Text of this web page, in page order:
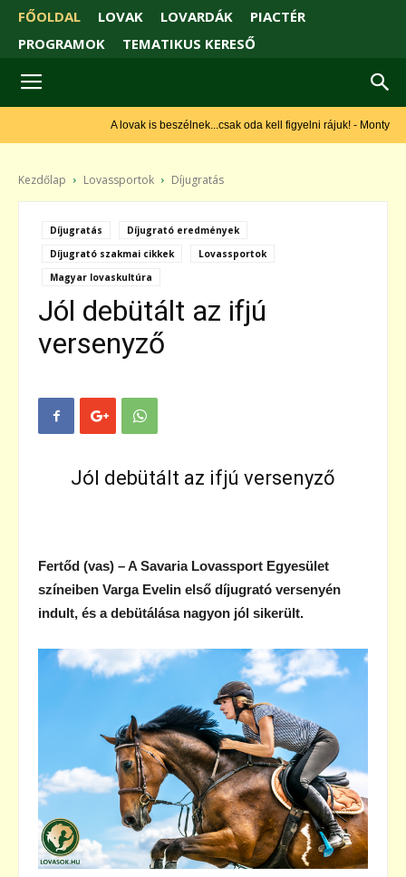
FŐOLDAL LOVAK LOVARDÁK
PIACTÉR
PROGRAMOK
TEMATIKUS KERESŐ
A lovak is beszélnek...csak oda kell figyelni rájuk! - Monty Roberts
Kezdőlap Lovassportok Díjugratás
Díjugratás
Díjugrató eredmények
Díjugrató szakmai cikkek
Lovassportok
Magyar lovaskultúra
Jól debütált az ifjú
versenyző
Jól debütált az ifjú versenyző
Fertőd (vas) – A Savaria Lovassport Egyesület
színeiben Varga Evelin első díjugrató versenyén
indult, és a debütálása nagyon jól sikerült.